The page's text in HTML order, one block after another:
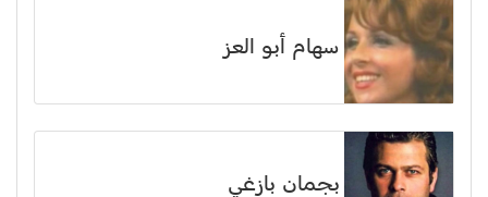
سهام أبو العز
بجمان بازغي